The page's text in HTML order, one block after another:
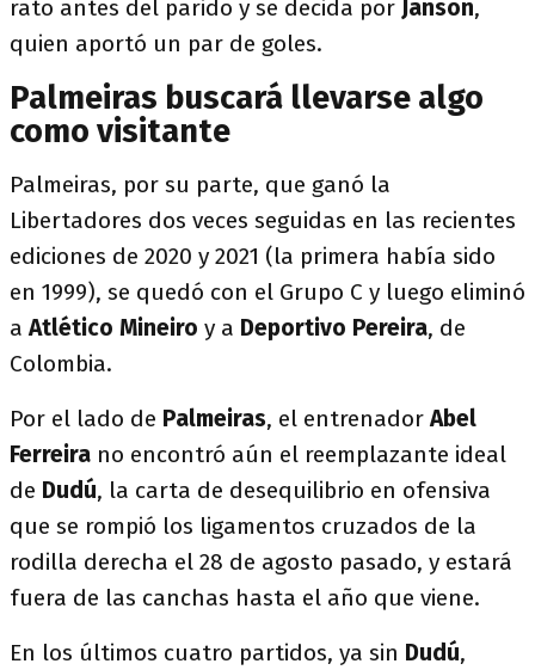
rato antes del parido y se decida por Janson,
quien aportó un par de goles.
Palmeiras buscará llevarse algo
como visitante
Palmeiras, por su parte, que ganó la
Libertadores dos veces seguidas en las recientes
ediciones de 2020 y 2021 (la primera había sido
en 1999), se quedó con el Grupo C y luego eliminó
aAtlético Mineiro y a Deportivo Pereira, de
Colombia.
Por el lado de Palmeiras, el entrenadorAbel
Ferreira no encontró aún el reemplazante ideal
de Dudú, la carta de desequilibrio en ofensiva
que se rompió los ligamentos cruzados de la
rodilla derecha el 28 de agosto pasado, y estará
fuera de las canchas hasta el año que viene.
En los últimos cuatro partidos, ya sin Dudú,